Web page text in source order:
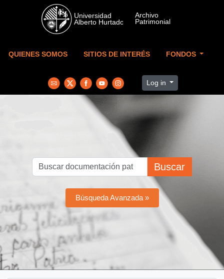
Skip to main content
QUIENES SOMOS SITIOS DE INTERÉS FONDOS
Log in
Buscar
Búsqueda Avanzada »